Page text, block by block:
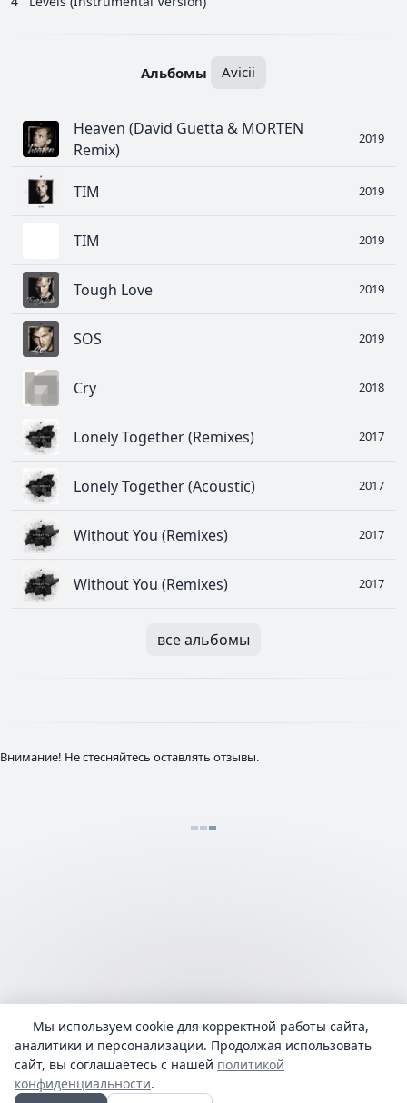
Альбомы Avicii
Heaven (David Guetta & MORTEN
Remix)
2019
TIM 2019
TIM 2019
Tough Love 2019
SOS 2019
Cry 2018
Lonely Together (Remixes) 2017
Lonely Together (Acoustic) 2017
Without You (Remixes) 2017
Without You (Remixes) 2017
все альбомы
Внимание! Не стесняйтесь оставлять отзывы.
admin@Lyrhub.com
Все тексты представлены для ознакомления. Права на тексты
песен, переводы принадлежат их авторам.
Политика конфиденциальности
Language: русский
Мы используем cookie для корректной работы сайта,
аналитики и персонализации. Продолжая использовать
сайт, вы соглашаетесь с нашей политикой
конфиденциальности.